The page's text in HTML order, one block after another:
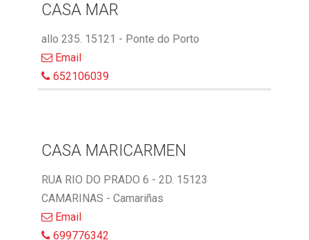
CASA MAR
allo 235. 15121 - Ponte do Porto
Email
652106039
CASA MARICARMEN
RUA RIO DO PRADO 6 - 2D. 15123
CAMARINAS - Camariñas
Email
699776342